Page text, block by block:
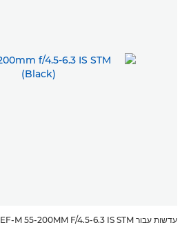
עדשות עבור EOS M EF-M 55-200MM F/4.5-6.3 IS STM